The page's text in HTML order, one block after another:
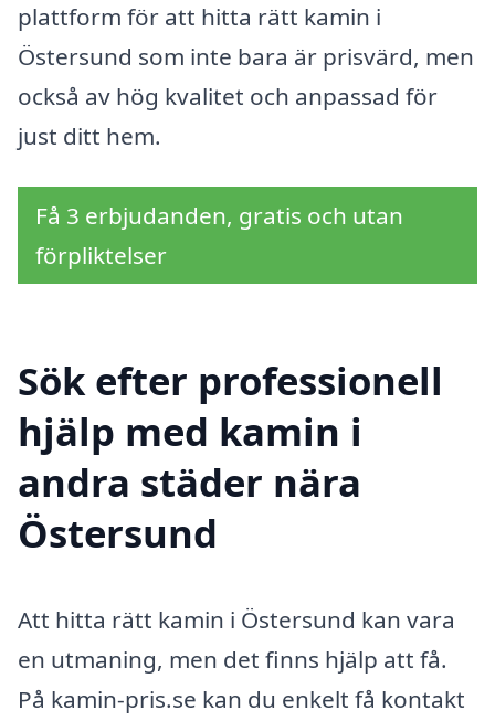
plattform för att hitta rätt kamin i
Östersund som inte bara är prisvärd, men
också av hög kvalitet och anpassad för
just ditt hem.
Få 3 erbjudanden, gratis och utan
förpliktelser
Sök efter professionell
hjälp med kamin i
andra städer nära
Östersund
Att hitta rätt kamin i Östersund kan vara
en utmaning, men det finns hjälp att få.
På kamin-pris.se kan du enkelt få kontakt